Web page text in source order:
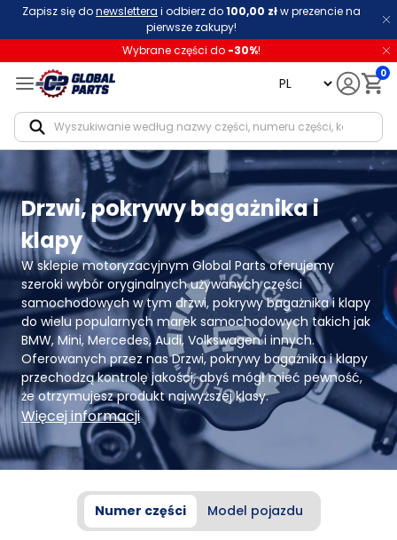
Zapisz się donewslettera i odbierz do100,00 złw prezencie na
pierwsze zakupy!
Wybrane części do -30%!
language 0
Drzwi, pokrywy bagażnika i
klapy
W sklepie motoryzacyjnym Global Parts oferujemy
szeroki wybór oryginalnych używanych części
samochodowych w tym drzwi, pokrywy bagażnika i klapy
do wielu popularnych marek samochodowych takich jak
BMW, Mini, Mercedes, Audi, Volkswagen i innych.
Oferowanych przez nas Drzwi, pokrywy bagażnika i klapy
przechodzą kontrolę jakości, abyś mógł mieć pewność,
że otrzymujesz produkt najwyższej klasy.
Więcej informacji
Numer części Model pojazdu